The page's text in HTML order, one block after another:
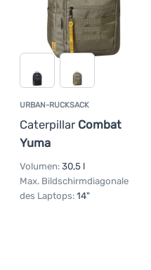
URBAN-RUCKSACK
Caterpillar Combat
Yuma
Volumen: 30,5 l
Max. Bildschirmdiagonale
des Laptops: 14"